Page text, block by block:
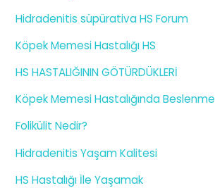
Hidradenitis süpürativa HS Forum
Köpek Memesi Hastalığı HS
HS HASTALIĞININ GÖTÜRDÜKLERİ
Köpek Memesi Hastalığında Beslenme
Folikülit Nedir?
Hidradenitis Yaşam Kalitesi
HS Hastalığı İle Yaşamak